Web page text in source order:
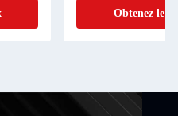
Obtenez le